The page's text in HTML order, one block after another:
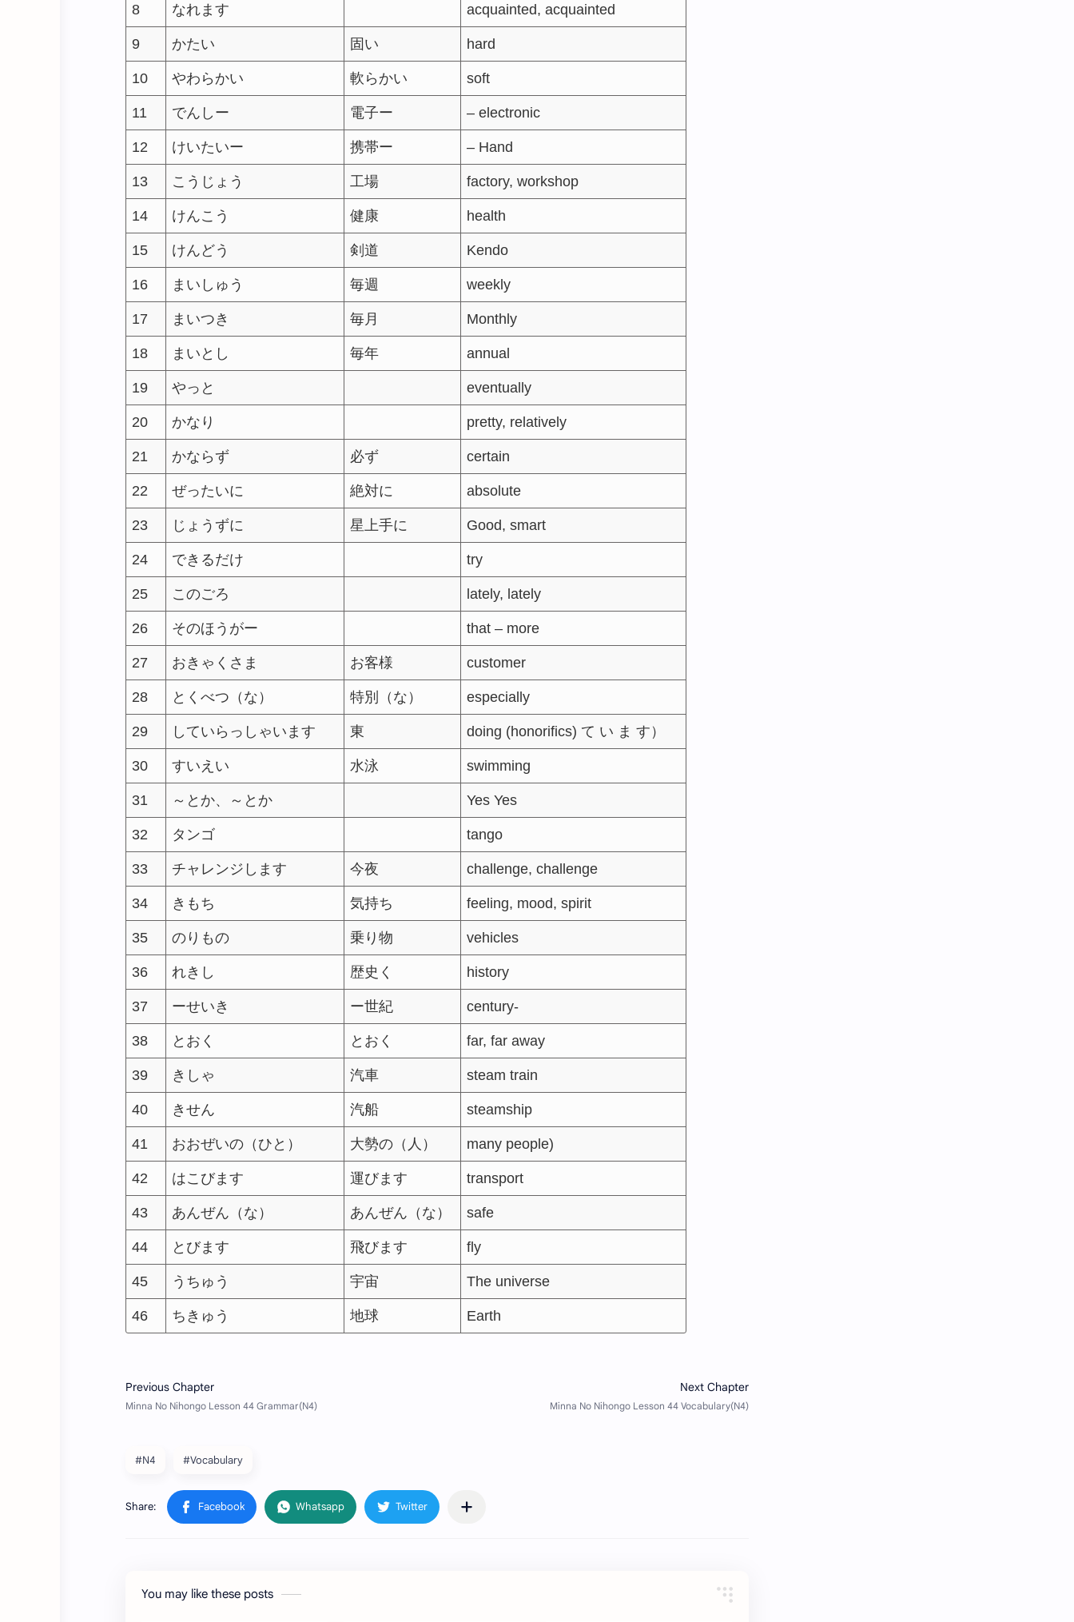
8 なれます acquainted, acquainted
9 かたい 固い hard
10 やわらかい 軟らかい soft
11 でんしー 電子ー – electronic
12 けいたいー 携帯ー – Hand
13 こうじょう 工場 factory, workshop
14 けんこう 健康 health
15 けんどう 剣道 Kendo
16 まいしゅう 毎週 weekly
17 まいつき 毎月 Monthly
18 まいとし 毎年 annual
19 やっと eventually
20 かなり pretty, relatively
21 かならず 必ず certain
22 ぜったいに 絶対に absolute
23 じょうずに 星上手に Good, smart
24 できるだけ try
25 このごろ lately, lately
26 そのほうがー that – more
27 おきゃくさま お客様 customer
28 とくべつ（な） 特別（な） especially
29 していらっしゃいます 東 doing (honorifics) て い ま す）
30 すいえい 水泳 swimming
31 ～とか、～とか Yes Yes
32 タンゴ tango
33 チャレンジします 今夜 challenge, challenge
34 きもち 気持ち feeling, mood, spirit
35 のりもの 乗り物 vehicles
36 れきし 歴史く history
37 ーせいき ー世紀 century-
38 とおく とおく far, far away
39 きしゃ 汽車 steam train
40 きせん 汽船 steamship
41 おおぜいの（ひと） 大勢の（人） many people)
42 はこびます 運びます transport
43 あんぜん（な） あんぜん（な） safe
44 とびます 飛びます fly
45 うちゅう 宇宙 The universe
46 ちきゅう 地球 Earth
#N4 #Vocabulary
You may like these posts